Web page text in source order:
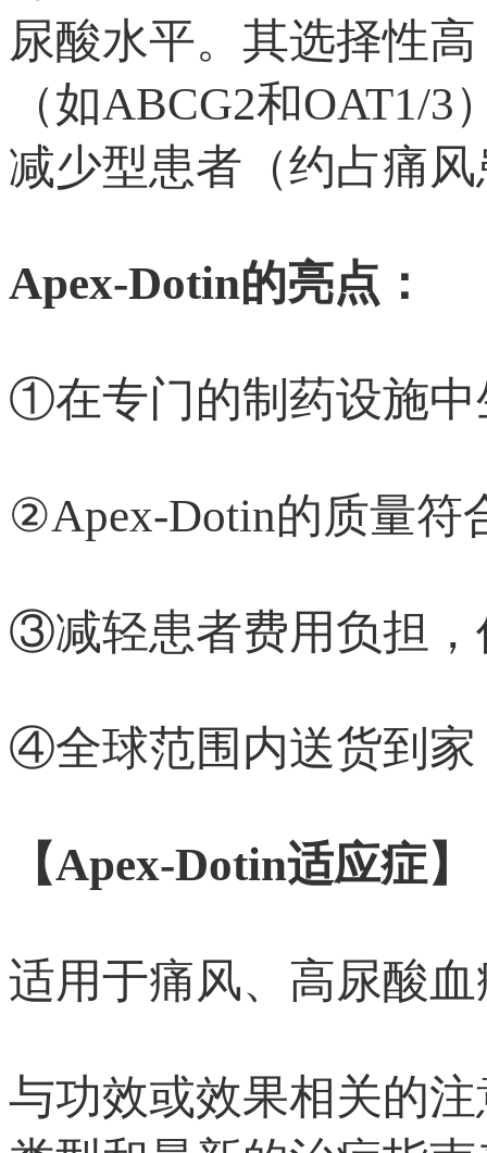
尿酸水平。其选择性
（如ABCG2和OAT1/
减少型患者（约占痛
Apex-Dotin的亮点：
①在专门的制药设施中
②Apex-Dotin的质量符
③减轻患者费用负担，
④全球范围内送货到家
【Apex-Dotin适应症】
适用于痛风、高尿酸
与功效或效果相关的